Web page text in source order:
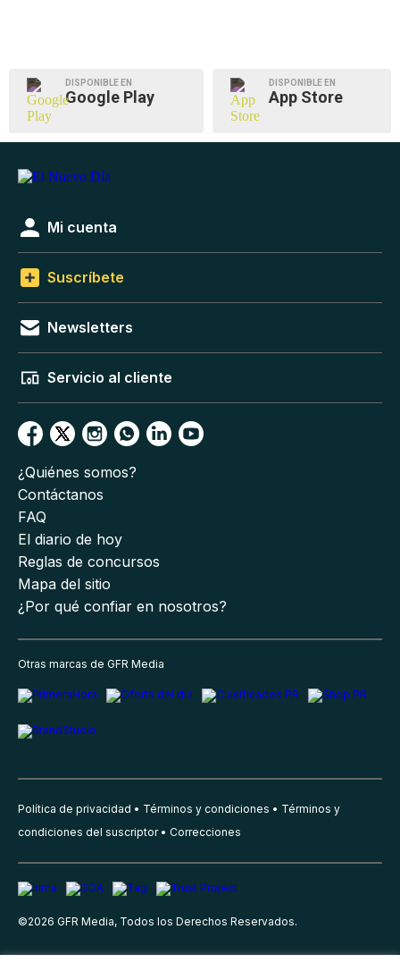
DISPONIBLE EN
Google Play
DISPONIBLE EN
App Store
Mi cuenta
Suscríbete
Newsletters
Servicio al cliente
¿Quiénes somos?
Contáctanos
FAQ
El diario de hoy
Reglas de concursos
Mapa del sitio
¿Por qué confiar en nosotros?
Otras marcas de GFR Media
Política de privacidad Términos y condiciones
Términos y
condiciones del suscriptor
Correcciones
©2026 GFR Media, Todos los Derechos Reservados.